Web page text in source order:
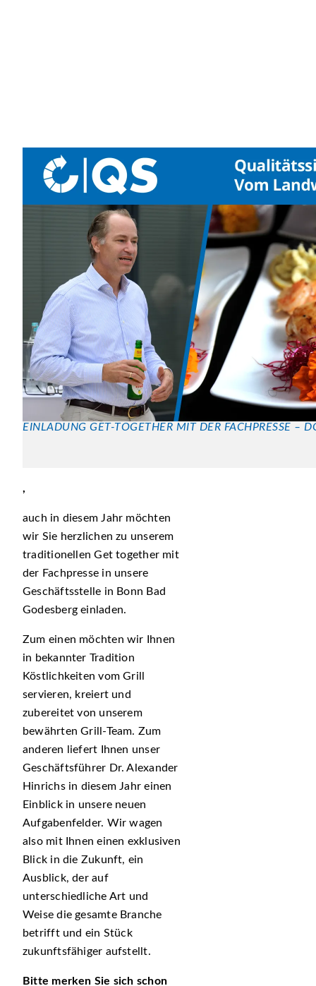
EINLADUNG GET-TOGETHER MIT DER FACHPRESSE –
,
auch in diesem Jahr möchten
wir Sie herzlichen zu unserem
traditionellen Get together mit
der Fachpresse in unsere
Geschäftsstelle in Bonn Bad
Godesberg einladen.
Zum einen möchten wir Ihnen
in bekannter Tradition
Köstlichkeiten vom Grill
servieren, kreiert und
zubereitet von unserem
bewährten Grill-Team. Zum
anderen liefert Ihnen unser
Geschäftsführer Dr. Alexander
Hinrichs in diesem Jahr einen
Einblick in unsere neuen
Aufgabenfelder. Wir wagen
also mit Ihnen einen exklusiven
Blick in die Zukunft, ein
Ausblick, der auf
unterschiedliche Art und
Weise die gesamte Branche
betrifft und ein Stück
zukunftsfähiger aufstellt.
Bitte merken Sie sich schon